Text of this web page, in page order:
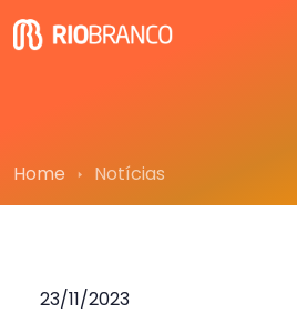
Home Notícias
23/11/2023